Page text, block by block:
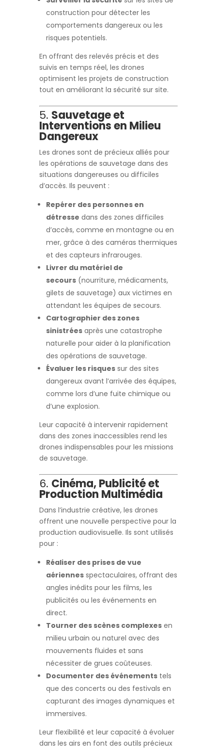
construction pour détecter les
comportements dangereux ou les
risques potentiels.
En offrant des relevés précis et des
suivis en temps réel, les drones
optimisent les projets de construction
tout en améliorant la sécurité sur site.
5. Sauvetage et
Interventions en Milieu
Dangereux
Les drones sont de précieux alliés pour
les opérations de sauvetage dans des
situations dangereuses ou difficiles
d’accès. Ils peuvent :
Repérer des personnes en
détresse dans des zones difficiles
d’accès, comme en montagne ou en
mer, grâce à des caméras thermiques
et des capteurs infrarouges.
Livrer du matériel de
secours (nourriture, médicaments,
gilets de sauvetage) aux victimes en
attendant les équipes de secours.
Cartographier des zones
sinistrées après une catastrophe
naturelle pour aider à la planification
des opérations de sauvetage.
Évaluer les risques sur des sites
dangereux avant l’arrivée des équipes,
comme lors d’une fuite chimique ou
d’une explosion.
Leur capacité à intervenir rapidement
dans des zones inaccessibles rend les
drones indispensables pour les missions
de sauvetage.
6. Cinéma, Publicité et
Production Multimédia
Dans l’industrie créative, les drones
offrent une nouvelle perspective pour la
production audiovisuelle. Ils sont utilisés
pour :
Réaliser des prises de vue
aériennes spectaculaires, offrant des
angles inédits pour les films, les
publicités ou les événements en
direct.
Tourner des scènes complexes en
milieu urbain ou naturel avec des
mouvements fluides et sans
nécessiter de grues coûteuses.
Documenter des événements tels
que des concerts ou des festivals en
capturant des images dynamiques et
immersives.
Leur flexibilité et leur capacité à évoluer
dans les airs en font des outils précieux